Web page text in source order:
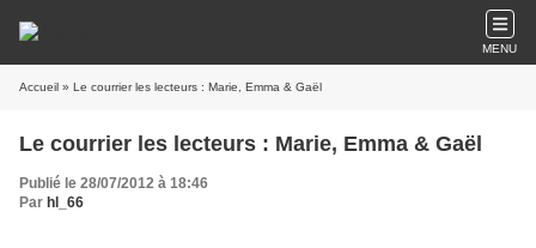
MENU
Accueil » Le courrier les lecteurs : Marie, Emma & Gaël
Le courrier les lecteurs : Marie, Emma & Gaël
Publié le 28/07/2012 à 18:46
Par hl_66